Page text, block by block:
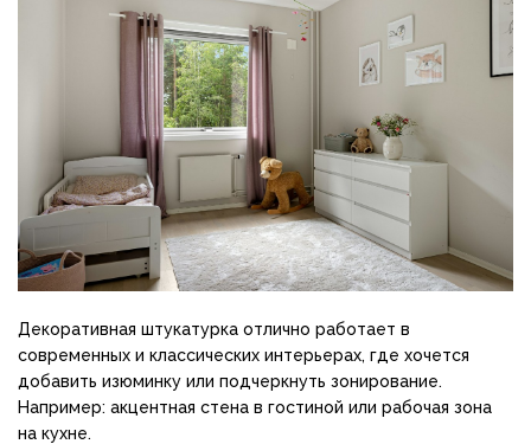
Декоративная штукатурка отлично работает в
современных и классических интерьерах, где хочется
добавить изюминку или подчеркнуть зонирование.
Например: акцентная стена в гостиной или рабочая зона
на кухне.